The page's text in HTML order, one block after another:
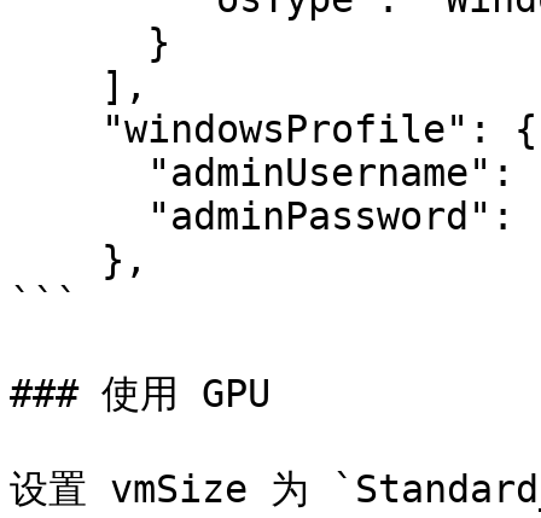
```
### 使用 GPU
设置 vmSize 为